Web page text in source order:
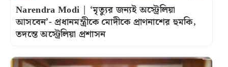
Narendra Modi | ‘মৃত্যুর জন্যই অস্ট্রেলিয়া
আসবেন’- প্রধানমন্ত্রীকে মোদীকে প্রাণনাশের হুমকি,
তদন্তে অস্ট্রেলিয়া প্রশাসন